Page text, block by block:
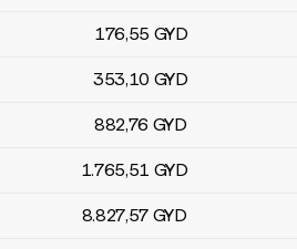
176,55 GYD
353,10 GYD
882,76 GYD
1.765,51 GYD
8.827,57 GYD